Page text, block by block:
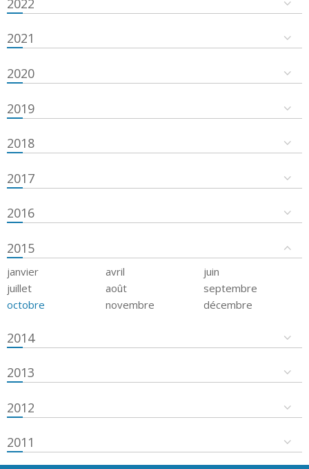
2021
2020
2019
2018
2017
2016
2015
janvier avril
juin
juillet
août
septembre
octobre
novembre décembre
2014
2013
2012
2011